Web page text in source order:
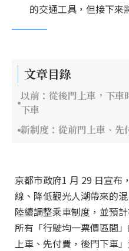
的交通工具，但接下來
文章目錄
以前：從後門上車，下車
下車
新制度：從前門上車、先
京都市政府1 月 29 日宣布
線、降低觀光人潮帶來的
陸續調整乘車制度，並預
所有「行駛均一票價區間
上車、先付費，後門下車」